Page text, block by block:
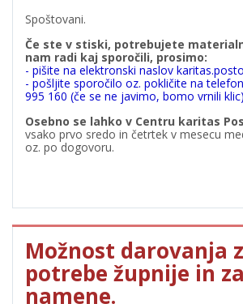
Spoštovani.
Če ste v stiski, potrebujete
nam radi kaj sporočili, prosimo:
- pišite na elektronski naslov
- pošljite sporočilo oz. pokličite na
995 160 (če se ne javimo, bomo vrnili klic)
Osebno se lahko v Centru karitas
vsako prvo sredo in četrtek v mesecu
oz. po dogovoru.
Možnost darovanja
potrebe župnije in
namene.